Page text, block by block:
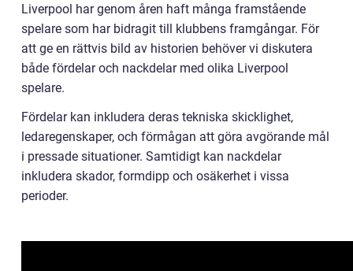
Liverpool har genom åren haft många framstående
spelare som har bidragit till klubbens framgångar. För
att ge en rättvis bild av historien behöver vi diskutera
både fördelar och nackdelar med olika Liverpool
spelare.
Fördelar kan inkludera deras tekniska skicklighet,
ledaregenskaper, och förmågan att göra avgörande mål
i pressade situationer. Samtidigt kan nackdelar
inkludera skador, formdipp och osäkerhet i vissa
perioder.